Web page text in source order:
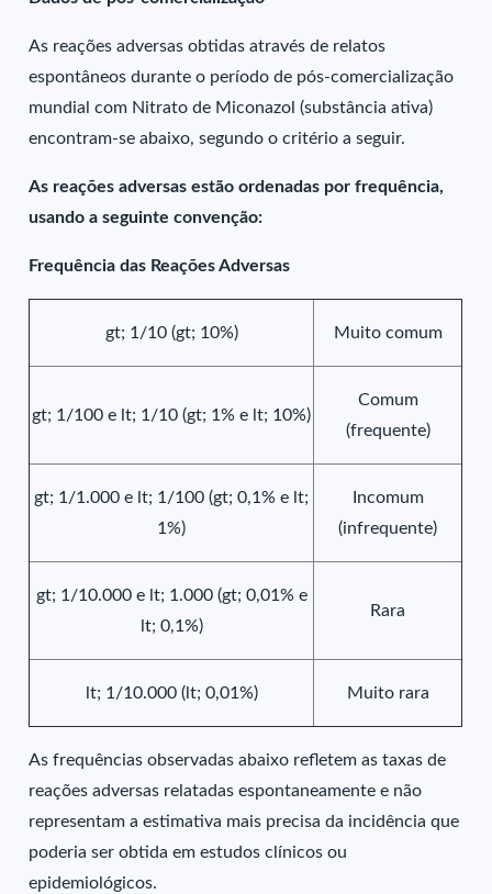
As reações adversas obtidas através de relatos
espontâneos durante o período de pós-comercialização
mundial com Nitrato de Miconazol (substância ativa)
encontram-se abaixo, segundo o critério a seguir.
As reações adversas estão ordenadas por frequência,
usando a seguinte convenção:
Frequência das Reações Adversas
gt; 1/10 (gt; 10%) Muito comum
gt; 1/100 e lt; 1/10 (gt; 1% e lt; 10%)
Comum
(frequente)
gt; 1/1.000 e lt; 1/100 (gt; 0,1% e lt;
1%)
Incomum
(infrequente)
gt; 1/10.000 e lt; 1.000 (gt; 0,01% e
lt; 0,1%)
Rara
lt; 1/10.000 (lt; 0,01%) Muito rara
As frequências observadas abaixo refletem as taxas de
reações adversas relatadas espontaneamente e não
representam a estimativa mais precisa da incidência que
poderia ser obtida em estudos clínicos ou
epidemiológicos.